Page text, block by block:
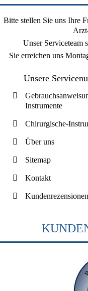
Bitte stellen Sie uns Ihre
Unser Serviceteam
Sie erreichen uns
Unsere
Instrumente
Chirurgische-
Über uns
Sitemap
Kontakt
Kundenrezensionen